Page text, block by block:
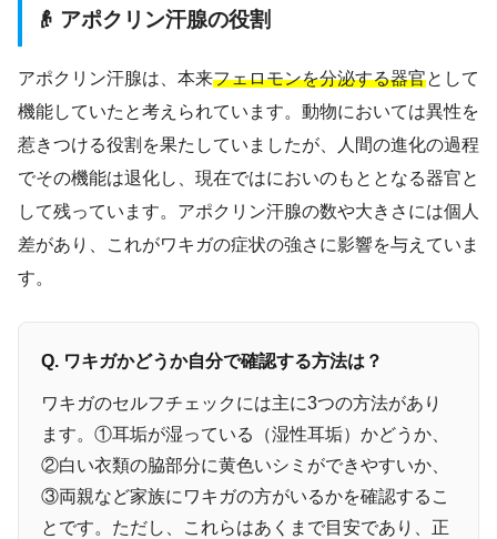
👴 アポクリン汗腺の役割
アポクリン汗腺は、本来フェロモンを分泌する器官として
機能していたと考えられています。動物においては異性を
惹きつける役割を果たしていましたが、人間の進化の過程
でその機能は退化し、現在ではにおいのもととなる器官と
して残っています。アポクリン汗腺の数や大きさには個人
差があり、これがワキガの症状の強さに影響を与えていま
す。
Q. ワキガかどうか自分で確認する方法は？
ワキガのセルフチェックには主に3つの方法があり
ます。①耳垢が湿っている（湿性耳垢）かどうか、
②白い衣類の脇部分に黄色いシミができやすいか、
③両親など家族にワキガの方がいるかを確認するこ
とです。ただし、これらはあくまで目安であり、正